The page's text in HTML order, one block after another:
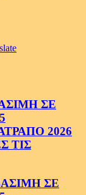
ΣΕ
2026
ΤΙΣ
ΣΕ